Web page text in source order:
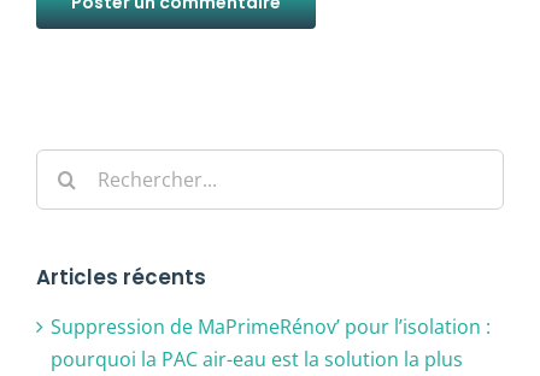
Rechercher:
Articles récents
Suppression de MaPrimeRénov’ pour l’isolation :
pourquoi la PAC air-eau est la solution la plus